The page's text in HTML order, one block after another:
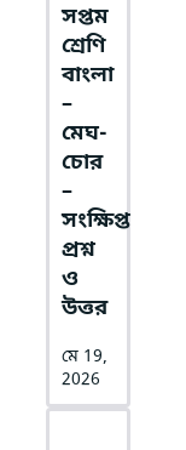
সপ্তম
শ্রেণি
বাংলা
–
মেঘ-
চোর
–
সংক্ষিপ্ত
প্রশ্ন
ও
উত্তর
মে 19,
2026